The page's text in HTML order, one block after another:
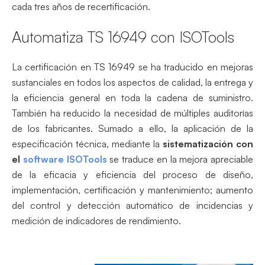
cada tres años de recertificación.
Automatiza TS 16949 con ISOTools
La certificación en TS 16949 se ha traducido en mejoras
sustanciales en todos los aspectos de calidad, la entrega y
la eficiencia general en toda la cadena de suministro.
También ha reducido la necesidad de múltiples auditorías
de los fabricantes. Sumado a ello, la aplicación de la
especificación técnica, mediante la sistematización con
el software ISOTools se traduce en la mejora apreciable
de la eficacia y eficiencia del proceso de diseño,
implementación, certificación y mantenimiento; aumento
del control y detección automático de incidencias y
medición de indicadores de rendimiento.